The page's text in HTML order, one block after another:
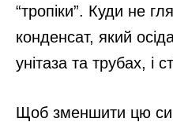
“тропіки”. Куди не
конденсат, який
унітаза та трубах, і
Щоб зменшити цю